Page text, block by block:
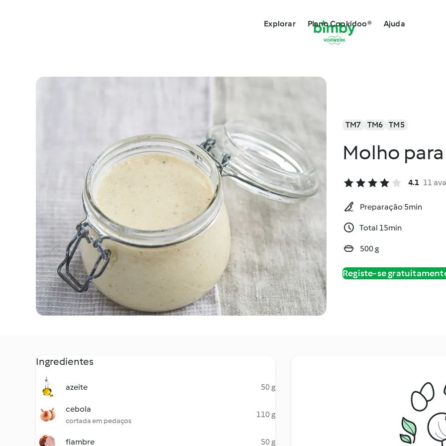
Explorar Plano Cookidoo® Ajuda
TM7 TM6 TM5
Molho
4.1 11
Preparação 5min
Total 15min
500 g
Registe-se
Ingredientes
azeite 50 g
cebola
cortada em pedaços
110 g
fiambre 50 g